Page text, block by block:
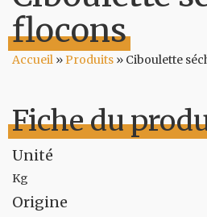
flocons
Accueil »Produits » Ciboulette
Fiche du
Unité
Kg
Origine